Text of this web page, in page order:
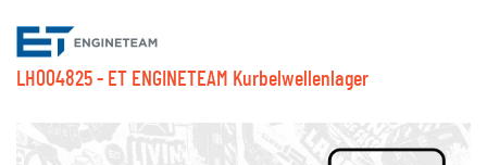
LH004825 - ET ENGINETEAM Kurbelwellenlager